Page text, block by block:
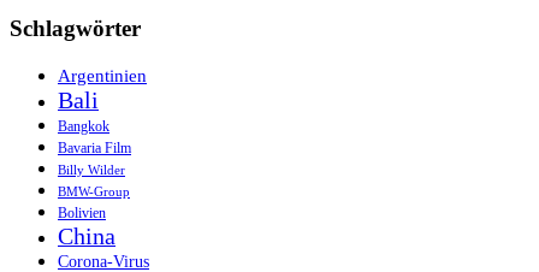
Schlagwörter
Argentinien
Bali
Bangkok
Bavaria Film
Billy Wilder
BMW-Group
Bolivien
China
Corona-Virus